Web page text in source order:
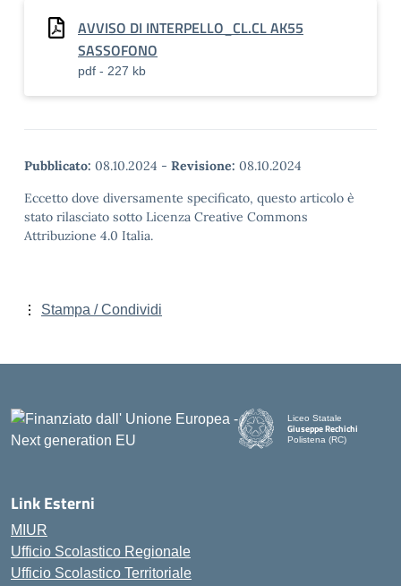
AVVISO DI INTERPELLO_CL.CL AK55
SASSOFONO
pdf - 227 kb
Pubblicato: 08.10.2024 - Revisione: 08.10.2024
Eccetto dove diversamente specificato, questo articolo è
stato rilasciato sotto Licenza Creative Commons
Attribuzione 4.0 Italia.
Stampa / Condividi
Liceo Statale
Giuseppe Rechichi
Polistena (RC)
Link Esterni
MIUR
Ufficio Scolastico Regionale
Ufficio Scolastico Territoriale